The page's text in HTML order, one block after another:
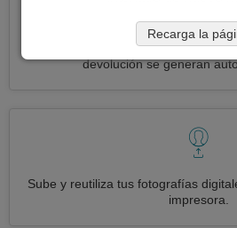
Reduce your solicitud de visa Puerto
imprimir, firmar y enviar (Las
devolución se generan
Sube y reutiliza tus fotografías
impresora.
Recarga la